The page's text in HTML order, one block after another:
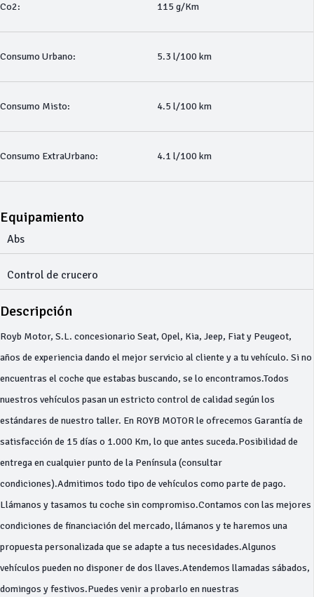
Co2: 115 g/Km
Consumo Urbano: 5.3 l/100 km
Consumo Misto: 4.5 l/100 km
Consumo ExtraUrbano: 4.1 l/100 km
Equipamiento
Abs
Control de crucero
Descripción
Royb Motor, S.L. concesionario Seat, Opel, Kia, Jeep, Fiat y Peugeot,
años de experiencia dando el mejor servicio al cliente y a tu vehículo. Si no
encuentras el coche que estabas buscando, se lo encontramos.Todos
nuestros vehículos pasan un estricto control de calidad según los
estándares de nuestro taller. En ROYB MOTOR le ofrecemos Garantía de
satisfacción de 15 días o 1.000 Km, lo que antes suceda.Posibilidad de
entrega en cualquier punto de la Península (consultar
condiciones).Admitimos todo tipo de vehículos como parte de pago.
Llámanos y tasamos tu coche sin compromiso.Contamos con las mejores
condiciones de financiación del mercado, llámanos y te haremos una
propuesta personalizada que se adapte a tus necesidades.Algunos
vehículos pueden no disponer de dos llaves.Atendemos llamadas sábados,
domingos y festivos.Puedes venir a probarlo en nuestras